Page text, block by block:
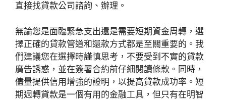
直接找貸款公司諮詢、辦理。
無論您是面臨緊急支出還是需要短期資金周轉，選
擇正確的貸款管道和還款方式都是至關重要的。我
們建議您在選擇時謹慎思考，不要受到不實的貸款
廣告誘惑，並在簽署合約前仔細閱讀條款。同時，
儘量提供信用增強的證明，以提高貸款成功率。短
期週轉貸款是一個有用的金融工具，但只有在明智